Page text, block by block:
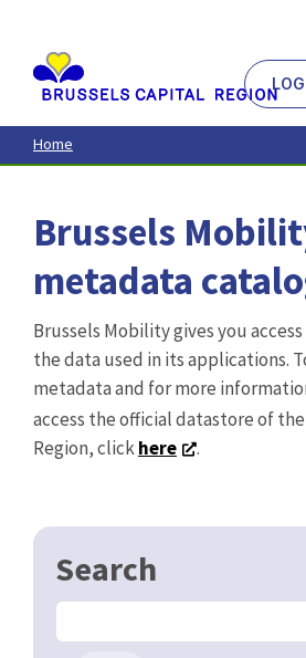
contenu
principal
Home
Brussels
metadata
Brussels Mobility gives you
the data used in its applications.
metadata and for more
access the official datastore of
Region, clickhere .
Search